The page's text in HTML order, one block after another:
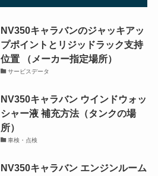
NV350キャラバンのジャッキアッ
プポイントとリジッドラック支持
位置 （メーカー指定場所）
サービスデータ
NV350キャラバン ウインドウォッ
シャー液 補充方法（タンクの場
所）
車検・点検
NV350キャラバン エンジンルーム